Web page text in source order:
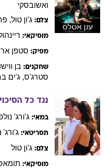
ואשובסקי
צלם: ג'ון טול,
מוסיקאי:
מפיק: סטפן
שחקנים: בן
סטרג'ס, ג'ים
נגד כל
במאי: ג'ורג'
תסריטאי: ג'ורג'
צלם: ג'ון טול
מוסיקאי: